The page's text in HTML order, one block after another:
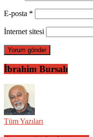
E-posta *
İnternet sitesi
İbrahim Bursalı
Tüm Yazıları